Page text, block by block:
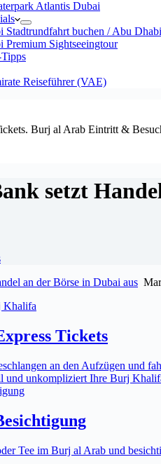
Atlantis Dubai
Stadtrundfahrt buchen / Abu
Premium Sightseeingtour
Reiseführer (VAE)
Burj al Arab Eintritt &
setzt
an der Börse in Dubai aus
Tickets
an den Aufzügen und
und unkompliziert Ihre Burj
Tee im Burj al Arab und